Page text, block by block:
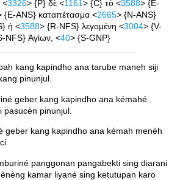
<3326> {P} δὲ <1161 > {C} τὸ <3588> {E-
{E-ANS} καταπέτασμα <2665> {N-ANS}
ἡ <3588> {R-NFS} λεγομένη <3004> {V-
NFS} Ἁγίων, <40> {S-GNP}
kang kapindho ana tarube maneh siji
pinunjul.
geber kang kapindho ana kémahé
pasucèn pinunjul.
geber kang kapindho ana kémah menèh
panggonan pangabekti sing diarani
kamar liyané sing ketutupan karo